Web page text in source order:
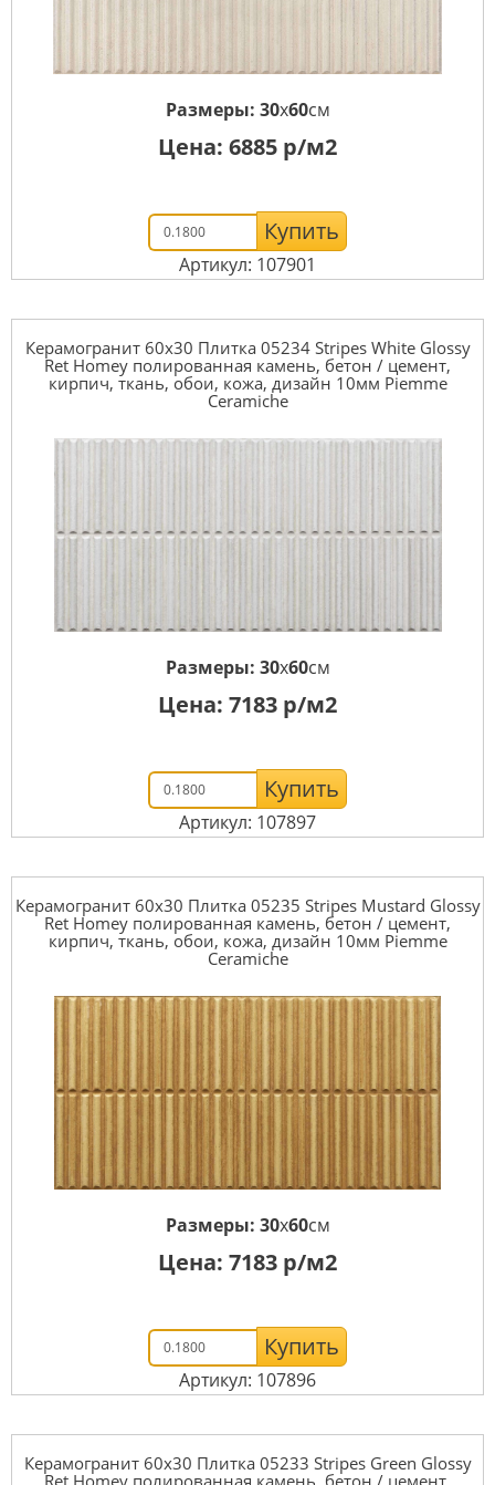
Размеры: 30x60см
Цена: 6885 р/м2
Купить
Артикул: 107901
Керамогранит 60x30 Плитка 05234 Stripes White Glossy
Ret Homey полированная камень, бетон / цемент,
кирпич, ткань, обои, кожа, дизайн 10мм Piemme
Ceramiche
Размеры: 30x60см
Цена: 7183 р/м2
Купить
Артикул: 107897
Керамогранит 60x30 Плитка 05235 Stripes Mustard Glossy
Ret Homey полированная камень, бетон / цемент,
кирпич, ткань, обои, кожа, дизайн 10мм Piemme
Ceramiche
Размеры: 30x60см
Цена: 7183 р/м2
Купить
Артикул: 107896
Керамогранит 60x30 Плитка 05233 Stripes Green Glossy
Ret Homey полированная камень, бетон / цемент,